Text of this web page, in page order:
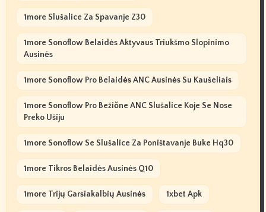
1more Slušalice Za Spavanje Z30
1more Sonoflow Belaidės Aktyvaus Triukšmo Slopinimo
Ausinės
1more Sonoflow Pro Belaidės ANC Ausinės Su Kaušeliais
1more Sonoflow Pro Bežične ANC Slušalice Koje Se Nose
Preko Ušiju
1more Sonoflow Se Slušalice Za Poništavanje Buke Hq30
1more Tikros Belaidės Ausinės Q10
1more Trijų Garsiakalbių Ausinės 1xbet Apk